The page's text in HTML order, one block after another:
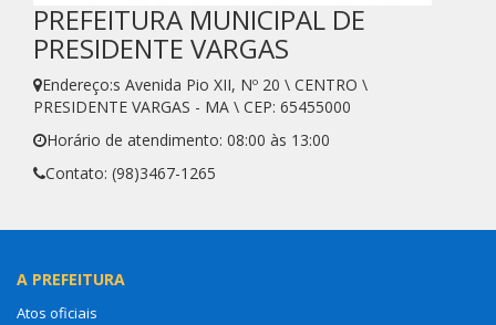
PREFEITURA MUNICIPAL DE
PRESIDENTE VARGAS
Endereço:s Avenida Pio XII, Nº 20 \ CENTRO \
PRESIDENTE VARGAS - MA \ CEP: 65455000
Horário de atendimento: 08:00 às 13:00
Contato: (98)3467-1265
A PREFEITURA
Atos oficiais